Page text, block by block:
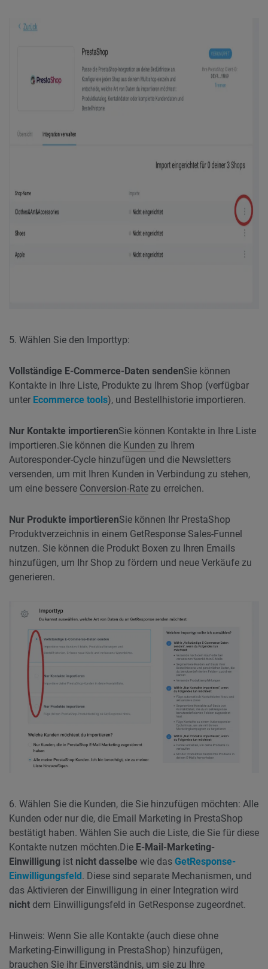
5. Wählen Sie den Importtyp:
Vollständige E-Commerce-Daten sendenSie können
Kontakte in Ihre Liste, Produkte zu Ihrem Shop (verfügbar
unter Ecommerce tools), und Bestellhistorie importieren.
Nur Kontakte importierenSie können Kontakte in Ihre Liste
importieren.Sie können die Kunden zu Ihrem
Autoresponder-Cycle hinzufügen und die Newsletters
versenden, um mit Ihren Kunden in Verbindung zu stehen,
um eine bessere Conversion-Rate zu erreichen.
Nur Produkte importierenSie können Ihr PrestaShop
Produktverzeichnis in einem GetResponse Sales-Funnel
nutzen. Sie können die Produkt Boxen zu Ihren Emails
hinzufügen, um Ihr Shop zu fördern und neue Verkäufe zu
generieren.
6. Wählen Sie die Kunden, die Sie hinzufügen möchten: Alle
Kunden oder nur die, die Email Marketing in PrestaShop
bestätigt haben. Wählen Sie auch die Liste, die Sie für diese
Kontakte nutzen möchten.Die E-Mail-Marketing-
Einwilligung ist nicht dasselbe wie das GetResponse-
Einwilligungsfeld. Diese sind separate Mechanismen, und
das Aktivieren der Einwilligung in einer Integration wird
nicht dem Einwilligungsfeld in GetResponse zugeordnet.
Hinweis: Wenn Sie alle Kontakte (auch diese ohne
Marketing-Einwilligung in PrestaShop) hinzufügen,
brauchen Sie ihr Einverständnis, um sie zu Ihre